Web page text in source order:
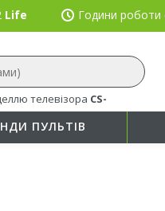
Life Години роботи
телевізора CS-
ПУЛЬТІВ